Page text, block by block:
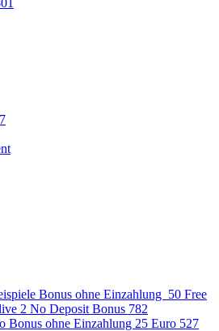
Bonus ohne Einzahlung ️ 50 Free
2 No Deposit Bonus 782
Bonus ohne Einzahlung 25 Euro 527